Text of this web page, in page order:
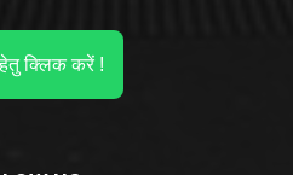
हेतु क्लिक करें !